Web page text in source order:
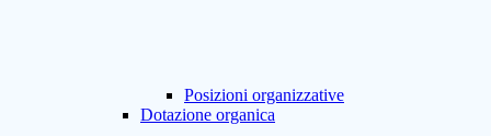
Posizioni organizzative
Dotazione organica